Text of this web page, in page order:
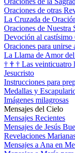
Oraciones de otras
La Cruzada de
Oraciones de Nuestra
Devoción al castísimo
Oraciones para unirse
La Llama de Amor
† † † Las veinticuatro
Jesucristo
Instrucciones para
Medallas y
Imágenes milagrosas
Mensajes del Cielo
Mensajes Recientes
Mensajes de Jesús
Revelaciones
Mensajes a Ana en